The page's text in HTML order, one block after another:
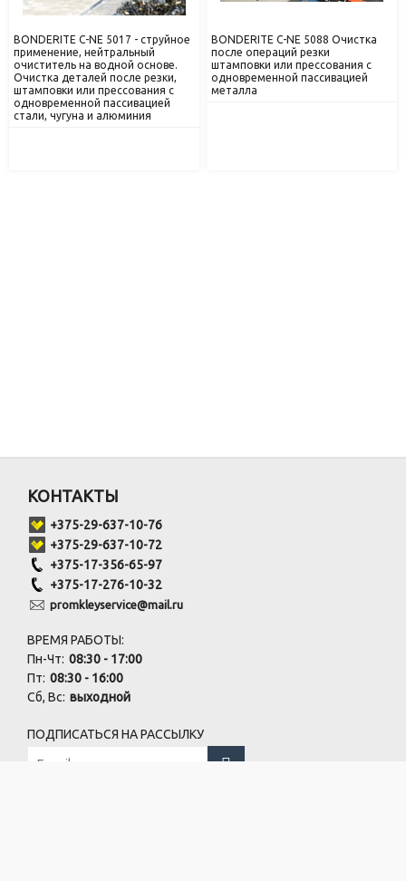
BONDERITE C-NE 5017 - струйное
применение, нейтральный
очиститель на водной основе.
Очистка деталей после резки,
штамповки или прессования с
одновременной пассивацией
стали, чугуна и алюминия
BONDERITE C-NE 5088 Очистка
после операций резки
штамповки или прессования с
одновременной пассивацией
металла
КОНТАКТЫ
+375-29-637-10-76
+375-29-637-10-72
+375-17-356-65-97
+375-17-276-10-32
promkleyservice@mail.ru
ВРЕМЯ РАБОТЫ:
Пн-Чт: 08:30 - 17:00
Пт: 08:30 - 16:00
Сб, Вс: выходной
ПОДПИСАТЬСЯ НА РАССЫЛКУ